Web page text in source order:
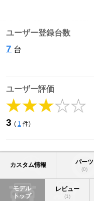
ユーザー登録台数
7 台
ユーザー評価
3 ( 1 件)
カスタム情報 パーツ
(0)
モデル
トップ
レビュー
(1)